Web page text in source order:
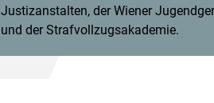
Justizanstalten, der Wiener
und der Strafvollzugsakademie.